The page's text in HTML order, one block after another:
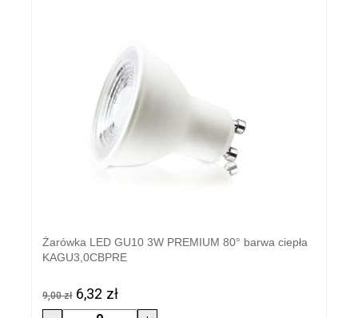
Żarówka LED GU10 3W PREMIUM 80° barwa ciepła
KAGU3,0CBPRE
9,00 zł 6,32 zł